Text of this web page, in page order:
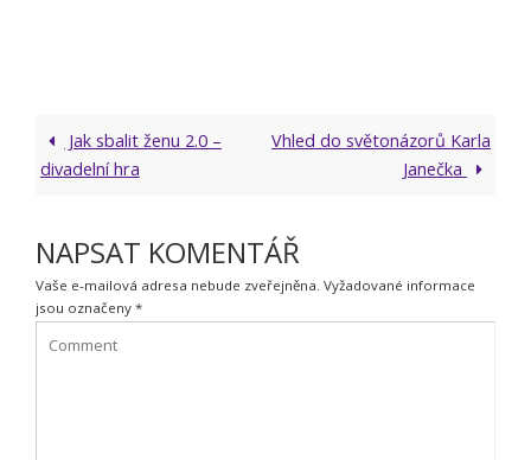
Jak sbalit ženu 2.0 –
divadelní hra
Vhled do světonázorů Karla
Janečka
NAPSAT KOMENTÁŘ
Vaše e-mailová adresa nebude zveřejněna. Vyžadované informace
jsou označeny *